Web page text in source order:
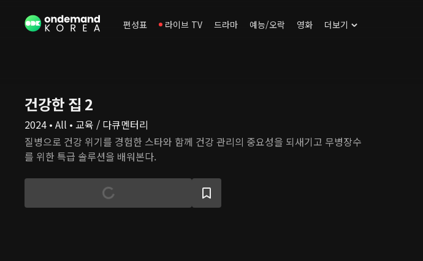
편성표 라이브 TV 드라마 예능/오락 영화 더보기
건강한 집 2
2024 • All • 교육 / 다큐멘터리
질병으로 건강 위기를 경험한 스타와 함께 건강 관리의 중요성을 되새기고 무병장수
를 위한 특급 솔루션을 배워본다.